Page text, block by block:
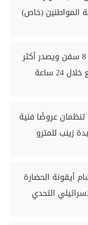
المواطنين (خاص)
ميناء دمياط يستقبل 8 سفن ويصدر أكثر
تنظمان عروضًا فنية
زينب للمترو
أيقونة الحضارة
التحدي